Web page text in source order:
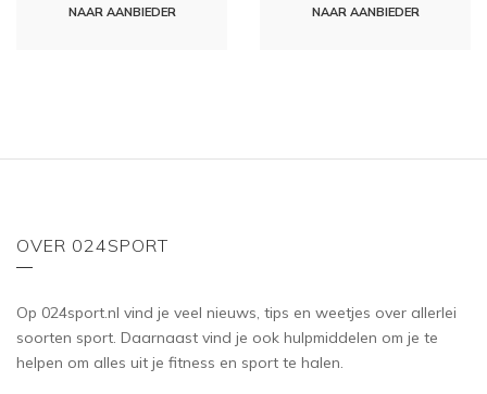
d
NAAR AANBIEDER
d
NAAR AANBIEDER
OVER 024SPORT
Op 024sport.nl vind je veel nieuws, tips en weetjes over allerlei
soorten sport. Daarnaast vind je ook hulpmiddelen om je te
helpen om alles uit je fitness en sport te halen.